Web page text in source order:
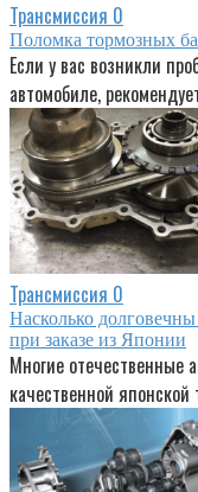
Трансмиссия 0
Поломка тормозных
Если у вас возникли
автомобиле,
Трансмиссия 0
Насколько
при заказе из Японии
Многие отечественные
качественной